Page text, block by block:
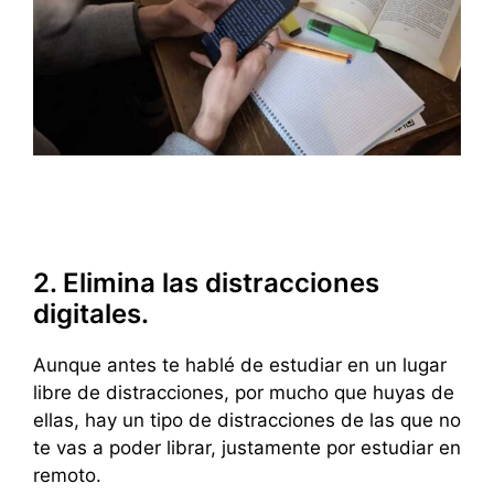
2. Elimina las distracciones
digitales.
Aunque antes te hablé de estudiar en un lugar
libre de distracciones, por mucho que huyas de
ellas, hay un tipo de distracciones de las que no
te vas a poder librar, justamente por estudiar en
remoto.